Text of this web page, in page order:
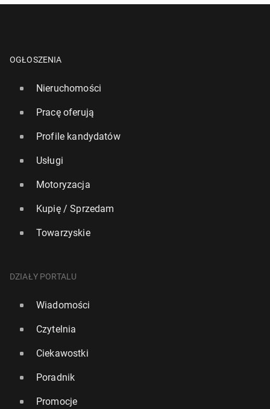
OGŁOSZENIA
Nieruchomości
Pracę oferują
Profile kandydatów
Usługi
Motoryzacja
Kupię / Sprzedam
Towarzyskie
DZIAŁY PORTALU
Wiadomości
Czytelnia
Ciekawostki
Poradnik
Promocje